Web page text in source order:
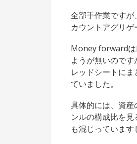
全部手作業です
カウントアグリゲ
Money forwardは
ようが無いので
レッドシートに
ていました。
具体的には、資
ンルの構成比を
も混じっていま